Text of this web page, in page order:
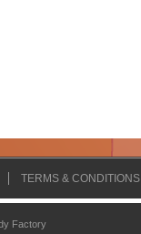
TERMS & CONDITIONS
Factory